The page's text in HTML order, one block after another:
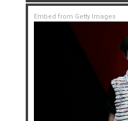
Embed from Getty Images